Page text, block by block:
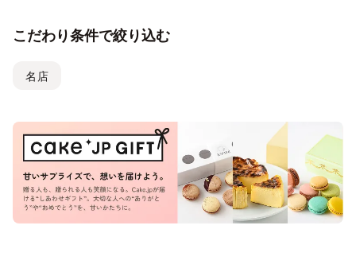
こだわり条件で絞り込む
名店